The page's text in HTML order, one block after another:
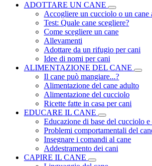
ADOTTARE UN CANE
Accogliere un cucciolo o un cane
Test: Quale cane scegliere?
Come scegliere un cane
Allevamenti
Adottare da un rifugio per cani
Idee di nomi per cani
ALIMENTAZIONE DEL CANE
Il cane può mangiare...?
Alimentazione del cane adulto
Alimentazione del cucciolo
Ricette fatte in casa per cani
EDUCARE IL CANE
Educazione di base del cucciolo
Problemi comportamentali del
Insegnare i comandi al cane
Addestramento dei cani
CAPIRE IL CANE